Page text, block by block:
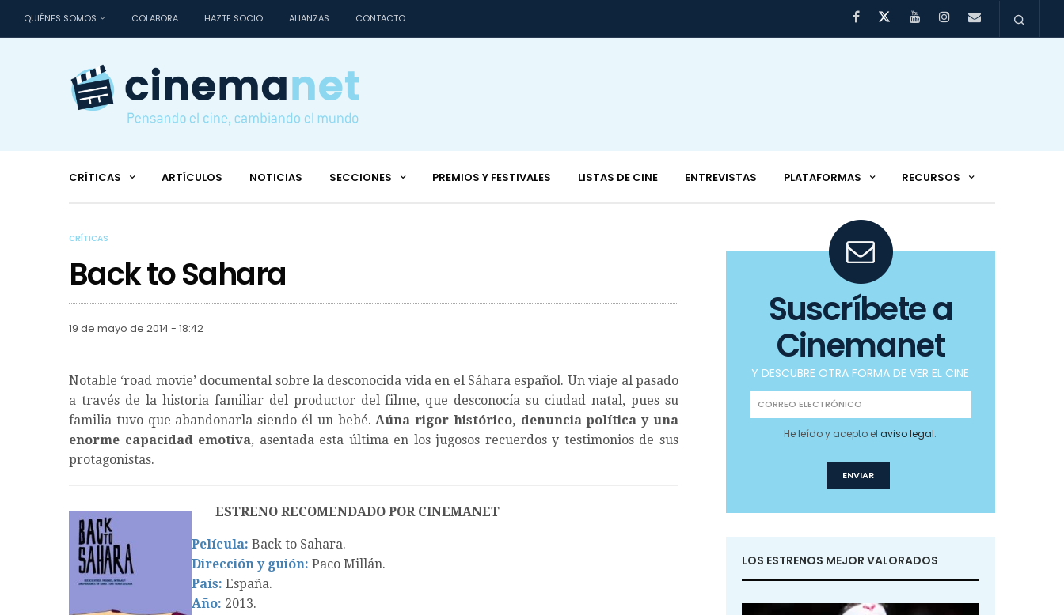
QUIÉNES SOMOS COLABORA HAZTE SOCIO ALIANZAS CONTACTO
CRÍTICAS ARTÍCULOS NOTICIAS SECCIONES PREMIOS Y FESTIVALES LISTAS DE CINE ENTREVISTAS PLATAFORMAS RECURSOS
CRÍTICAS
Back to Sahara
19 de mayo de 2014 - 18:42
Notable ‘road movie’ documental sobre la desconocida vida en el Sáhara español. Un viaje al pasado
a través de la historia familiar del productor del filme, que desconocía su ciudad natal, pues su
familia tuvo que abandonarla siendo él un bebé.Aúna rigor histórico, denuncia política y una
enorme capacidad emotiva, asentada esta última en los jugosos recuerdos y testimonios de sus
protagonistas.
ESTRENO RECOMENDADO POR CINEMANET
Película: Back to Sahara.
Dirección y guión: Paco Millán.
País: España.
Año: 2013.
Suscríbete a
Cinemanet
Y DESCUBRE OTRA FORMA DE VER EL CINE
He leído y acepto elaviso legal.
LOS ESTRENOS MEJOR VALORADOS